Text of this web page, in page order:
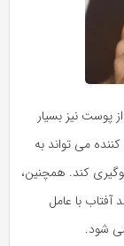
پوست نیز بسیار
می تواند به
کند. همچنین،
آفتاب با عامل
شود.